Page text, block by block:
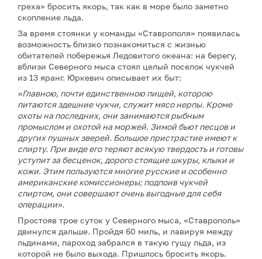
греха» бросить якорь, так как в море было заметно
скопление льда.
За время стоянки у команды «Ставрополя» появилась
возможность близко познакомиться с жизнью
обитателей побережья Ледовитого океана: на берегу,
вблизи Северного мыса стоял целый поселок чукчей
из 13 яранг. Юркевич описывает их быт:
«Главною, почти единственною пищей, которою
питаются здешние чукчи, служит мясо нерпы. Кроме
охоты на последних, они занимаются рыбным
промыслом и охотой на моржей. Зимой бьют песцов и
других пушных зверей. Большое пристрастие имеют к
спирту. При виде его теряют всякую твердость и готовы
уступит за бесценок, дорого стоящие шкуры, клыки и
кожи. Этим пользуются многие русские и особенно
американские комиссионеры; подпоив чукчей
спиртом, они совершают очень выгодные для себя
операции».
Простояв трое суток у Северного мыса, «Ставрополь»
двинулся дальше. Пройдя 60 миль, и лавируя между
льдинами, пароход забрался в такую гущу льда, из
которой не было выхода. Пришлось бросить якорь.